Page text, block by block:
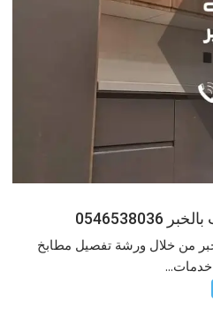
من خلال ورشة تفصيل مطابخ